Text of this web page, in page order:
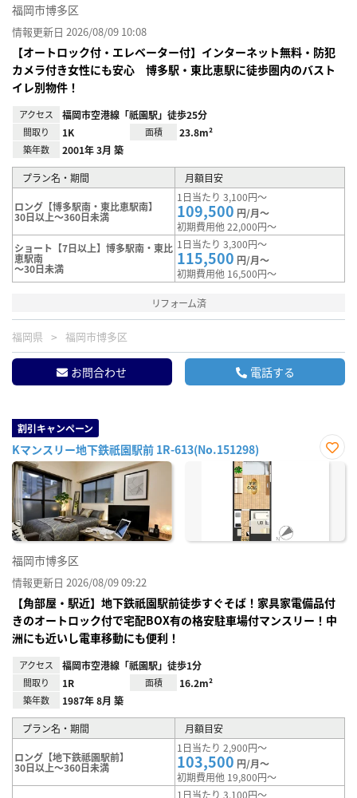
福岡市博多区
情報更新日 2026/08/09 10:08
【オートロック付・エレベーター付】インターネット無料・防犯
カメラ付き女性にも安心 博多駅・東比恵駅に徒歩圏内のバスト
イレ別物件！
アクセス 福岡市空港線「祇園駅」徒歩25分
間取り 1K 面積 23.8m²
築年数 2001年 3月 築
プラン名・期間 月額目安
ロング【博多駅南・東比恵駅南】
30日以上～360日未満
1日当たり 3,100円～
109,500 円/月～
初期費用他 22,000円～
ショート【7日以上】博多駅南・東比
恵駅南
～30日未満
1日当たり 3,300円～
115,500 円/月～
初期費用他 16,500円～
リフォーム済
福岡県 福岡市博多区
お問合わせ 電話する
割引キャンペーン
Kマンスリー地下鉄祇園駅前 1R-613(No.151298)
お気
福岡市博多区
情報更新日 2026/08/09 09:22
【角部屋・駅近】地下鉄祇園駅前徒歩すぐそば！家具家電備品付
きのオートロック付で宅配BOX有の格安駐車場付マンスリー！中
洲にも近いし電車移動にも便利！
アクセス 福岡市空港線「祇園駅」徒歩1分
間取り 1R 面積 16.2m²
築年数 1987年 8月 築
プラン名・期間 月額目安
ロング【地下鉄祗園駅前】
30日以上～360日未満
1日当たり 2,900円～
103,500 円/月～
初期費用他 19,800円～
1日当たり 3,100円～